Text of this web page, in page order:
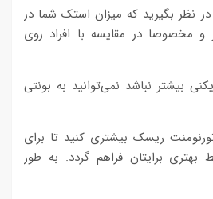
در نظر بگیرید که میزان استک شما در
و مخصوصا در مقایسه با افراد روی
بیشتر نباشد نمی‌توانید به بونتی
ریسک بیشتری کنید تا برای
بهتری برایتان فراهم گردد. به طور